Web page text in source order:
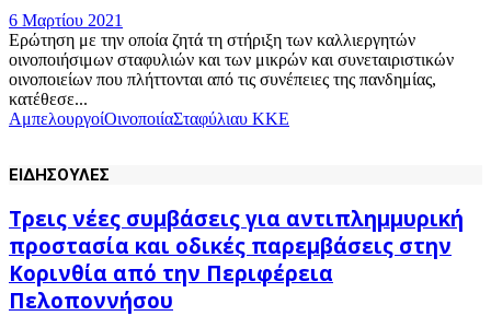
6 Μαρτίου 2021
Ερώτηση με την οποία ζητά τη στήριξη των καλλιεργητών
οινοποιήσιμων σταφυλιών και των μικρών και συνεταιριστικών
οινοποιείων που πλήττονται από τις συνέπειες της πανδημίας,
κατέθεσε...
ΑμπελουργοίΟινοποιίαΣταφύλιαυ ΚΚΕ
ΕΙΔΗΣΟΥΛΕΣ
Τρεις νέες συμβάσεις για αντιπλημμυρική
προστασία και οδικές παρεμβάσεις στην
Κορινθία από την Περιφέρεια
Πελοποννήσου